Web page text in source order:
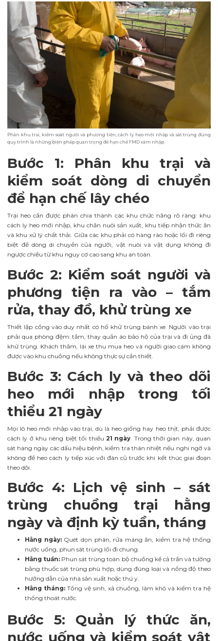
Phân khu trại, kiểm soát người và phương tiện, cách ly heo mới nhập và sát trùng đúng
quy trình là những biện pháp quan trọng để hạn chế FMD xâm nhập.
Bước 1: Phân khu trại và
kiểm soát dòng di chuyển
để hạn chế lây chéo
Trại heo cần được phân chia thành các khu chức năng rõ ràng: khu
cách ly heo mới nhập, khu chăn nuôi sản xuất, khu tiếp nhận thức ăn
và khu xử lý chất thải. Giữa các khu phải có hàng rào hoặc lối đi riêng
biệt để dòng di chuyển của người, vật nuôi và vật dụng không đi
ngược chiều từ khu nguy cơ cao sang khu an toàn.
Bước 2: Kiểm soát người và
phương tiện ra vào – tắm
rửa, thay đồ, khử trùng xe
Thiết lập cổng vào duy nhất có hố khử trùng bánh xe. Người vào trại
phải qua phòng đệm: tắm, thay quần áo bảo hộ của trại và đi ủng đã
khử trùng. Khách thăm, lái xe thu mua heo và người giao cám không
được vào khu chuồng nếu không thực sự cần thiết.
Bước 3: Cách ly và theo dõi
heo mới nhập trong tối
thiểu 21 ngày
Mọi lô heo mới nhập vào trại, dù là heo giống hay heo thịt, phải được
cách ly ở khu riêng biệt tối thiểu 21 ngày . Trong thời gian này, quan
sát hàng ngày các dấu hiệu bệnh, kiểm tra thân nhiệt nếu nghi ngờ và
không để heo cách ly tiếp xúc với đàn cũ trước khi kết thúc giai đoạn
theo dõi.
Bước 4: Lịch vệ sinh – sát
trùng chuồng trại hằng
ngày và định kỳ tuần, tháng
Hằng ngày:Quét dọn phân, rửa máng ăn, kiểm tra hệ thống
nước uống, phun sát trùng lối đi chung.
Hằng tuần: Phun sát trùng toàn bộ chuồng kể cả trần và tường
bằng thuốc sát trùng phù hợp, dùng đúng loại và nồng độ theo
hướng dẫn của nhà sản xuất hoặc thú y.
Hằng tháng: Tổng vệ sinh, xả chuồng, làm khô và kiểm tra hệ
thống thoát nước.
Bước 5: Quản lý thức ăn,
nước uống và kiểm soát vật